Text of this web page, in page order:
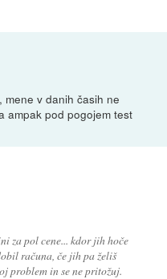
mene v danih časih ne
ampak pod pogojem test
za pol cene... kdor jih hoče
računa, če jih pa želiš
problem in se ne pritožuj.